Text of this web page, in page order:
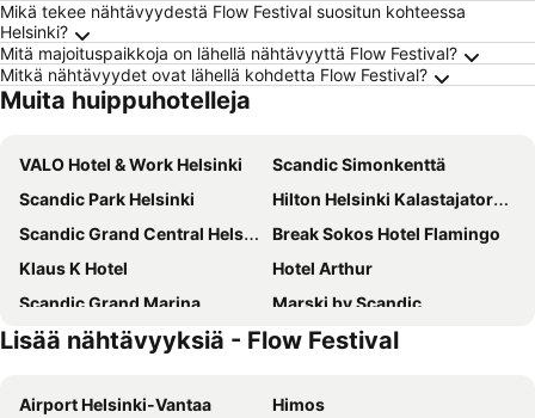
Mikä tekee nähtävyydestä Flow Festival suositun kohteessa
Helsinki?
Mitä majoituspaikkoja on lähellä nähtävyyttä Flow Festival?
Mitkä nähtävyydet ovat lähellä kohdetta Flow Festival?
Muita huippuhotelleja
VALO Hotel & Work Helsinki
Scandic Simonkenttä
Scandic Park Helsinki
Hilton Helsinki Kalastajatorppa
Scandic Grand Central Helsinki
Break Sokos Hotel Flamingo
Klaus K Hotel
Hotel Arthur
Scandic Grand Marina
Marski by Scandic
Clarion Hotel Helsinki
Scandic Helsinki Aviapolis
Comfort Hotel Helsinki Airport
Hilton Helsinki Airport
Lisää nähtävyyksiä - Flow Festival
Airport Helsinki-Vantaa
Himos